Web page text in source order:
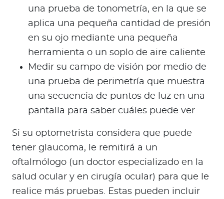
una prueba de tonometría, en la que se
aplica una pequeña cantidad de presión
en su ojo mediante una pequeña
herramienta o un soplo de aire caliente
Medir su campo de visión por medio de
una prueba de perimetría que muestra
una secuencia de puntos de luz en una
pantalla para saber cuáles puede ver
Si su optometrista considera que puede
tener glaucoma, le remitirá a un
oftalmólogo (un doctor especializado en la
salud ocular y en cirugía ocular) para que le
realice más pruebas. Estas pueden incluir